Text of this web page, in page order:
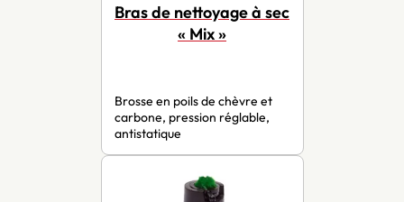
Bras de nettoyage à sec
« Mix »
Brosse en poils de chèvre et
carbone, pression réglable,
antistatique